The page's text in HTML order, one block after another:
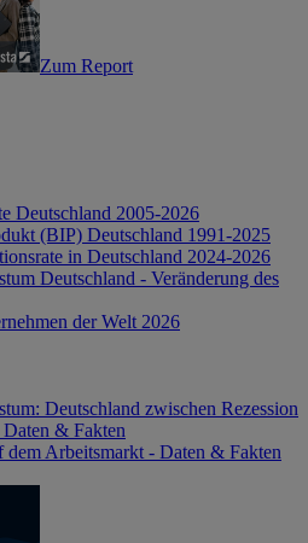
Zum Report
Deutschland 2005-2026
(BIP) Deutschland 1991-2025
in Deutschland 2024-2026
Deutschland - Veränderung des
der Welt 2026
Deutschland zwischen Rezession
& Fakten
dem Arbeitsmarkt - Daten & Fakten